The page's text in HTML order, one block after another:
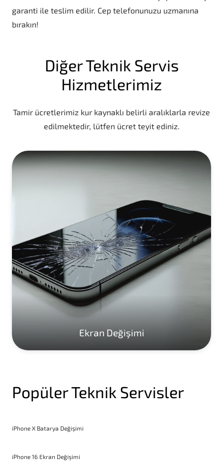
garanti ile teslim edilir. Cep telefonunuzu uzmanına
bırakın!
Diğer Teknik Servis
Hizmetlerimiz
Tamir ücretlerimiz kur kaynaklı belirli aralıklarla revize
edilmektedir, lütfen ücret teyit ediniz.
Ekran Değişimi
Popüler Teknik Servisler
iPhone X Batarya Değişimi
iPhone 16 Ekran Değişimi